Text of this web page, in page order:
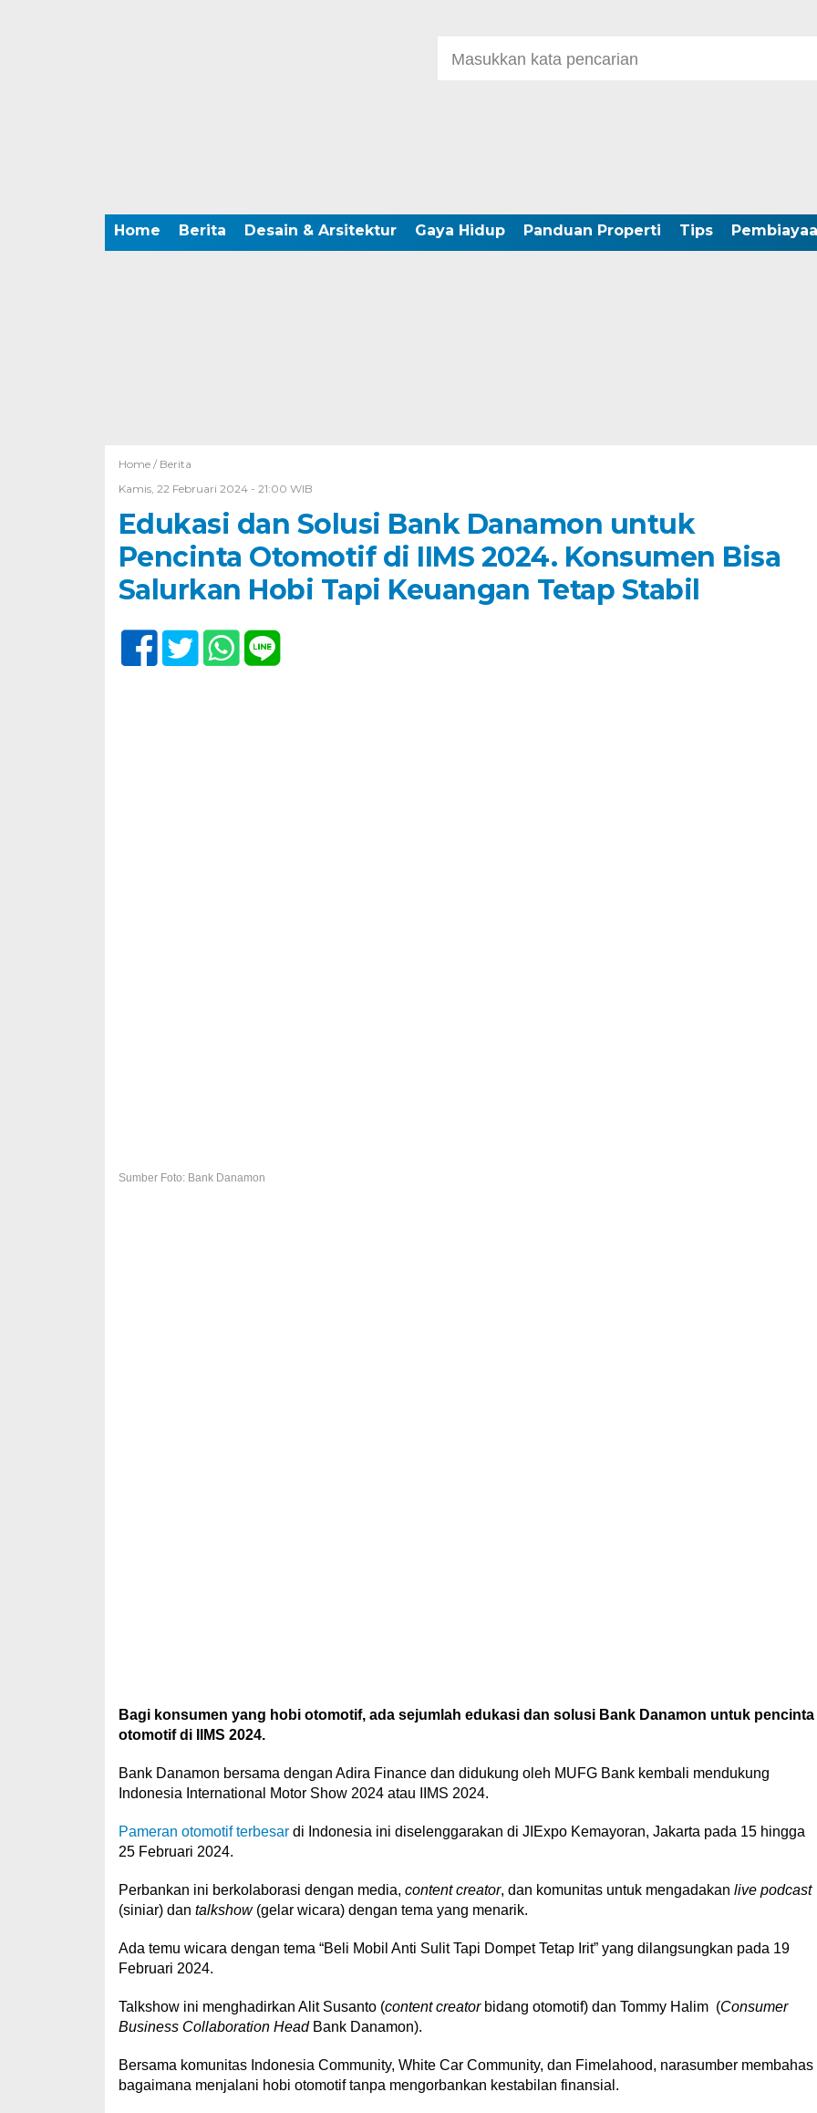
Home Berita Desain & Arsitektur Gaya Hidup Panduan Properti Tips
Home / Berita
Kamis, 22 Februari 2024 - 21:00 WIB
Edukasi dan Solusi Bank Danamon untuk
Pencinta Otomotif di IIMS 2024. Konsumen Bisa
Salurkan Hobi Tapi Keuangan Tetap Stabil
Sumber Foto: Bank Danamon
Bagi konsumen yang hobi otomotif, ada sejumlah edukasi dan solusi Bank Danamon untuk pencinta
otomotif di IIMS 2024.
Bank Danamon bersama dengan Adira Finance dan didukung oleh MUFG Bank kembali mendukung
Indonesia International Motor Show 2024 atau IIMS 2024.
Pameran otomotif terbesardi Indonesia ini diselenggarakan di JIExpo Kemayoran, Jakarta pada 15 hingga
25 Februari 2024.
Perbankan ini berkolaborasi dengan media, content creator, dan komunitas untuk mengadakan live podcast
(siniar) dan talkshow(gelar wicara) dengan tema yang menarik.
Ada temu wicara dengan tema “Beli Mobil Anti Sulit Tapi Dompet Tetap Irit” yang dilangsungkan pada 19
Februari 2024.
Talkshow ini menghadirkan Alit Susanto (content creatorbidang otomotif) dan Tommy Halim (Consumer
Business Collaboration HeadBank Danamon).
Bersama komunitas Indonesia Community, White Car Community, dan Fimelahood, narasumber membahas
bagaimana menjalani hobi otomotif tanpa mengorbankan kestabilan finansial.